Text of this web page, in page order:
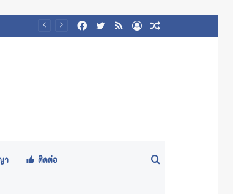
Log
RSS
Twitter
Facebook
า ติดต่อ